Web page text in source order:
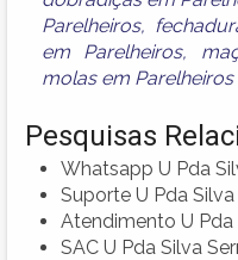
Parelheiros,
em Parelheiros,
molas em Parelheiros
Pesquisas
Whatsapp U Pda
Suporte U Pda Silva
Atendimento U Pda
SAC U Pda Silva